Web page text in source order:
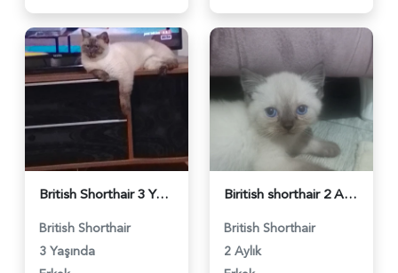
British Shorthair 3 Yaşında Sessiz Badem - 5270
British Shorthair
3 Yaşında
Biritish shorthair 2 Aylık Erkek - 5261
British Shorthair
2 Aylık